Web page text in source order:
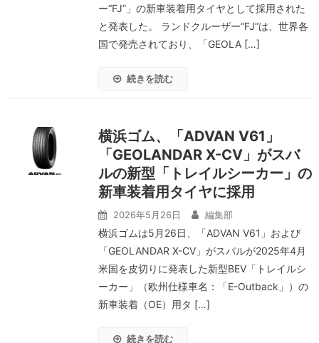
ー“FJ”」の新車装着用タイヤとして採用された
と発表した。 ランドクルーザー“FJ”は、世界各
国で発売されており、「GEOLA […]
続きを読む
横浜ゴム、「ADVAN V61」
「GEOLANDAR X-CV」がスバ
ルの新型「トレイルシーカー」の
新車装着用タイヤに採用
2026年5月26日 編集部
横浜ゴムは5月26日、「ADVAN V61」および
「GEOLANDAR X-CV」がスバルが2025年4月
米国を皮切りに発表した新型BEV「トレイルシ
ーカー」（欧州仕様車名：「E-Outback」）の
新車装着（OE）用タ […]
続きを読む